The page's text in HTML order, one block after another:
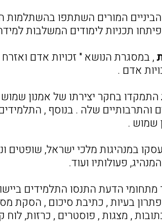
המורים השתתפו בהשתלמות
תכניות לימודים המשלבות
, במסגרת הנושא " זכויות אדם
אדם .
התמקדו בחקר יצירתו של אמנון
והתרבותיים שלה . בנוסף ,
שמוש .
עסקו במנהיגות מלכי ישראל, שופטים
פעולותיו ועוד.
הדעת התנסו התלמידים
בעיות , כתיבת סיכום , הסקת
, מצגות , פוסטרים , כרזות, לוח